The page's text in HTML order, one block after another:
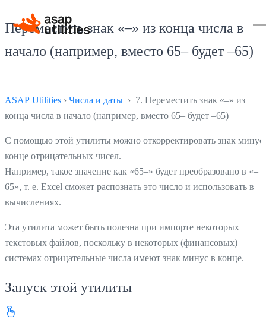
Переместить знак «–» из конца числа в
начало (например, вместо 65– будет –65)
ASAP Utilities › Числа и даты › 7. Переместить знак «–» из
конца числа в начало (например, вместо 65– будет –65)
С помощью этой утилиты можно откорректировать знак минус
конце отрицательных чисел.
Например, такое значение как «65–» будет преобразовано в «–
65», т. е. Excel сможет распознать это число и использовать в
вычислениях.
Эта утилита может быть полезна при импорте некоторых
текстовых файлов, поскольку в некоторых (финансовых)
системах отрицательные числа имеют знак минус в конце.
Запуск этой утилиты